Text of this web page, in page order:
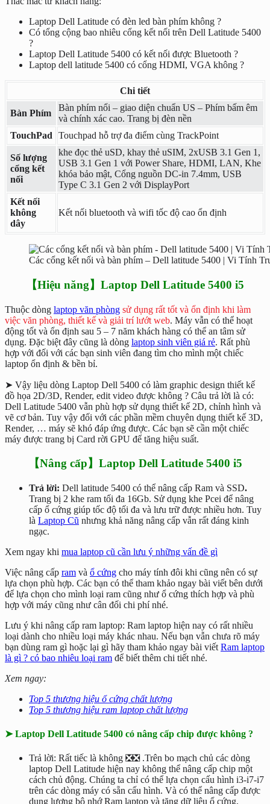
Laptop Dell Latitude có đèn led bàn phím không ?
Có tổng cộng bao nhiêu cổng kết nối trên Dell Latitude 5400
?
Laptop Dell Latitude 5400 có kết nối được Bluetooth ?
Laptop dell latitude 5400 có cổng HDMI, VGA không ?
Chi tiết
Bàn Phím
Bàn phím nổi – giao diện chuẩn US – Phím bấm êm
và chính xác cao. Trang bị đèn nền
TouchPad
Touchpad hỗ trợ đa điểm cùng TrackPoint
Số lượng
cổng kết
nối
khe đọc thẻ uSD, khay thẻ uSIM, 2xUSB 3.1 Gen 1,
USB 3.1 Gen 1 với Power Share, HDMI, LAN, Khe
khóa bảo mật, Cổng nguồn DC-in 7.4mm, USB
Type C 3.1 Gen 2 với DisplayPort
Kết nối
không
dây
Kết nối bluetooth và wifi tốc độ cao ổn định
Các cổng kết nối và bàn phím – Dell latitude 5400 | Vi Tính
【Hiệu năng】Laptop Dell Latitude 5400 i5
Thuộc dòng laptop văn phòng sử dụng rất tốt và ổn định khi làm
việc văn phòng, thiết kế và giải trí lướt web. Máy vẫn có thể hoạt
động tốt và ổn định sau 5 – 7 năm khách hàng có thể an tâm sử
dụng. Đặc biệt đây cũng là dòng laptop sinh viên giá rẻ. Rất phù
hợp với đối với các bạn sinh viên đang tìm cho mình một chiếc
laptop ổn định & bền bỉ.
➤ Vậy liệu dòng Laptop Dell 5400 có làm graphic design thiết kế
đồ họa 2D/3D, Render, edit video được không ? Câu trả lời là có:
Dell Latitude 5400 vẫn phù hợp sử dụng thiết kế 2D, chỉnh hình và
vẽ cơ bản. Tuy vậy đối với các phần mềm chuyên dụng thiết kế 3D,
Render, … máy sẽ khó đáp ứng được. Các bạn sẽ cần một chiếc
máy được trang bị Card rời GPU để tăng hiệu suất.
【Nâng cấp】Laptop Dell Latitude 5400 i5
Trả lời: Dell latitude 5400 có thể nâng cấp Ram và SSD.
Trang bị 2 khe ram tối đa 16Gb. Sử dụng khe Pcei để nâng
cấp ổ cứng giúp tốc độ tối đa và lưu trữ được nhiều hơn. Tuy
là Laptop Cũ nhưng khả năng nâng cấp vẫn rất đáng kinh
ngạc.
Xem ngay khi mua laptop cũ cần lưu ý những vấn đề gì
Việc nâng cấp ram và ổ cứng cho máy tính đôi khi cũng nên có sự
lựa chọn phù hợp. Các bạn có thể tham khảo ngay bài viết bên dưới
để lựa chọn cho mình loại ram cũng như ổ cứng thích hợp và phù
hợp với máy cũng như cân đối chi phí nhé.
Lưu ý khi nâng cấp ram laptop: Ram laptop hiện nay có rất nhiều
loại dành cho nhiều loại máy khác nhau. Nếu bạn vẫn chưa rõ máy
bạn dùng ram gì hoặc lại gì hãy tham khảo ngay bài viết Ram laptop
là gì ? có bao nhiêu loại ram để biết thêm chi tiết nhé.
Xem ngay:
Top 5 thương hiệu ổ cứng chất lượng
Top 5 thương hiệu ram laptop chất lượng
➤ Laptop Dell Latitude 5400 có nâng cấp chip được không ?
Trả lời: Rất tiếc là không ❎❎ .Trên bo mạch chủ các dòng
laptop Dell Latitude hiện nay không thể nâng cấp chip một
cách chủ động. Chúng ta chỉ có thể lựa chọn cấu hình i3-i7-i7
trên các dòng máy có sẵn cấu hình. Và có thể nâng cấp được
dung lượng bộ nhớ Ram laptop và tăng dữ liệu ổ cứng.